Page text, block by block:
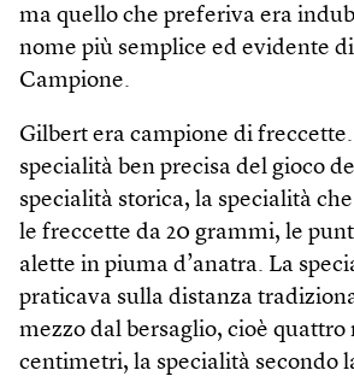
ma quello che preferiva era
nome più semplice ed evidente
Campione.
Gilbert era campione di
specialità ben precisa del gioco
specialità storica, la specialità
le freccette da 20 grammi, le
alette in piuma d’anatra. La
praticava sulla distanza
mezzo dal bersaglio, cioè quattro
centimetri, la specialità secondo